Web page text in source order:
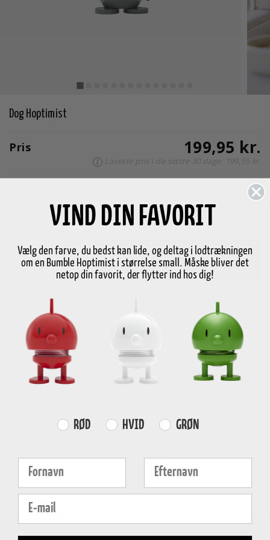
Dog Hoptimist
Pris 199,95 kr.
Laveste pris i de sidste 30 dage: 199,95 kr.
valgte
Størrelse S
- + Læg i kurv
GRATIS FRAGT
over499 DKK
certificeret
HURTIG LEVERING
1-3 hverdage
Egenskaber
VIND DIN FAVORIT
Vælg den farve, du bedst kan lide, og deltag i lodtrækningen
om en Bumble Hoptimist i størrelse small. Måske bliver det
netop din favorit, der flytter ind hos dig!
Farvevalg
RØD HVID GRØN
Fornavn Efternavn
E-mail